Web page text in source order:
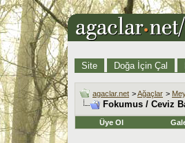
Site Doğa İçin Çal
agaclar.net >Ağaçlar >
Fokumus / Ceviz
Üye Ol